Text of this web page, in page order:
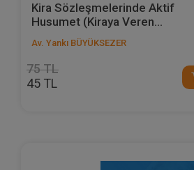
Kira Sözleşmelerinde Aktif
Husumet (Kiraya Veren...
Av. Yankı BÜYÜKSEZER
75 TL
45 TL